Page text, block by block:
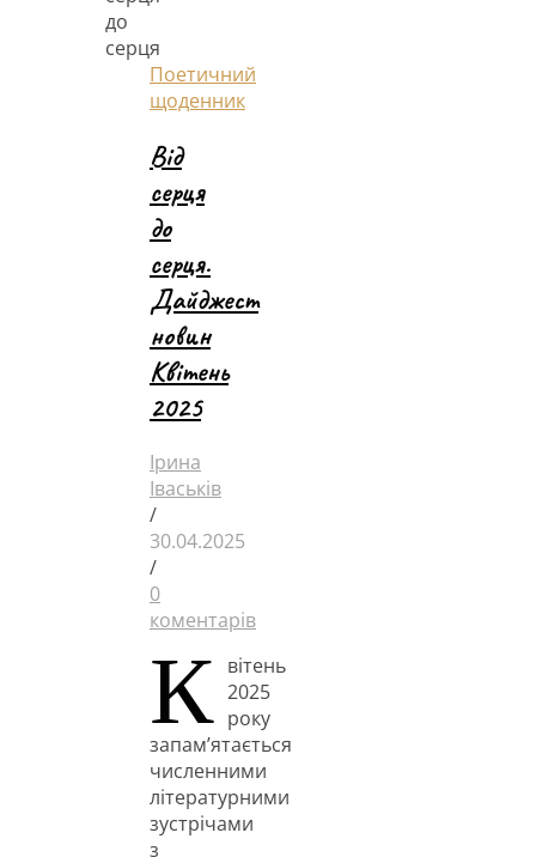
Поетичний
щоденник
Від
серця
до
серця.
Дайджест
новин
Квітень
2025
Ірина
Іваськів
/
30.04.2025
/
0
коментарів
К вітень
2025
року
запам’ятається
численними
літературними
зустрічами
з